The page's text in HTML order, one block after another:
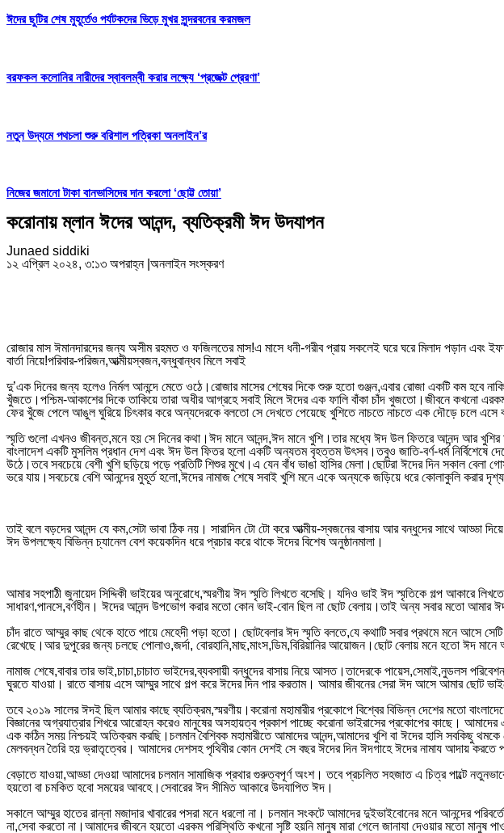
ঈদের ছুটির শেষ মুহূর্তেও পর্যটকদের ভিড়ে মুখর সুন্দরবনের করমজল
বরফকল কলোনির নারীদের স্বাবলম্বী করার লক্ষ্যে ‘প্রজেক্ট প্রেরণা’
নতুন উদ্যমে পথচলা শুরু বরিশাল পত্রিকা অনলাইন’র
নিজের জমানো টাকা বানভাসিদের দান করলো ‘ছোট্ট তোয়া’
করোনায় ম্লান ঈদের আনন্দ, ব্যতিক্রমী ঈদ উদযাপন
Junaed siddiki
১২ এপ্রিল ২০২৪, ৩:১৩ অপরাহ্ন অনলাইন সংস্করণ
রোজার মাস ঈমানদারদের জন্য অসীম রহমত ও ফজিলতের মাস!এ মাসে ধনী-গরীব প্রায় সকলেই ঘরে ঘরে মিলাদ পড়ান এবং
বার্তা নিয়ে!পরিবার-পরিজন,আত্মীয়স্বজন,বন্ধুবান্ধব মিলে সবাই
দু’এক দিনের জন্য হলেও নির্মল আনন্দে মেতে ওঠে।রোজার মাসের শেষের দিকে শুরু হতো গুঞ্জন,এবার রোজা একটি কম হবে
খুঁজতে।পশ্চিম-আকাশের দিকে তাকিয়ে তারা অধীর আগ্রহে সবাই মিলে ঈদের এক ফালি বাঁকা চাঁদ খুজতো।জীবনে কখনো
ফের খুঁজে পেলে আঙুল ঘুরিয়ে চিৎকার করে অন্যদেরকে বলতো সে দেখতে পেয়েছে খুশিতে নাচতে নাচতে এক দৌড়ে চলে এসে
স্মৃতি গুলো এখনও জীবন্ত,মনে হয় সে দিনের কথা।ঈদ মানে আনন্দ,ঈদ মানে খুশি।তার মধ্যে ঈদ উল ফিতরে আনন্দ আর খুশির
বাংলাদেশ একটি মুসলিম প্রধান দেশ এবং ঈদ উল ফিতর হলো একটি অন্যতম বৃহত্তম উৎসব।তবুও জাতি-বর্ণ-ধর্ম নির্বিশেষে
উঠে।তবে সবচেয়ে বেশী খুশি ছড়িয়ে পড়ে প্রতিটি শিশুর মুখে।এ যেন বাঁধ ভাঙা হাসির মেলা।ছোটরা ঈদের দিন সকাল
ভরে যায়।সবচেয়ে বেশি আনন্দের মুহূর্ত হলো,ঈদের নামাজ শেষে সবাই খুশি মনে একে অন্যকে জড়িয়ে ধরে কোলাকুলি করার
তাই বলে বড়দের আনন্দ যে কম,সেটা ভাবা ঠিক নয়। সারাদিন টো টো করে আত্মীয়-স্বজনের বাসায় আর বন্ধুদের সাথে আড্ডা
ঈদ উপলক্ষ্যে বিভিন্ন চ্যানেল বেশ কয়েকদিন ধরে প্রচার করে থাকে ঈদের বিশেষ অনুষ্ঠানমালা।
আমার সহপাঠী জুনায়েদ সিদ্দিকী ভাইয়ের অনুরোধে,স্মরণীয় ঈদ স্মৃতি লিখতে বসেছি। যদিও ভাই ঈদ স্মৃতিকে গল্প
সাধারণ,পানসে,বর্ণহীন। ঈদের আনন্দ উপভোগ করার মতো কোন ভাই-বোন ছিল না ছোট বেলায়।তাই অন্য সবার মতো আমার
চাঁদ রাতে আম্মুর কাছ থেকে হাতে পায়ে মেহেদী পড়া হতো। ছোটবেলার ঈদ স্মৃতি বলতে,যে কথাটি সবার প্রথমে মনে আসে
রেখেছে।আর দুপুরের জন্য চলছে পোলাও,জর্দা, বোরহানি,মাছ,মাংস,ডিম,বিরিয়ানির আয়োজন।ছোট বেলায় মনে হতো ঈদ
নামাজ শেষে,বাবার তার ভাই,চাচা,চাচাত ভাইদের,ব্যবসায়ী বন্ধুদের বাসায় নিয়ে আসত।তাদেরকে পায়েস,সেমাই,নুডলস
ঘুরতে যাওয়া। রাতে বাসায় এসে আম্মুর সাথে গল্প করে ঈদের দিন পার করতাম। আমার জীবনের সেরা ঈদ আসে আমার ছোট
তবে ২০১৯ সালের ঈদই ছিল আমার কাছে ব্যতিক্রম,স্মরণীয়।করোনা মহামারীর প্রকোপে বিশ্বের বিভিন্ন দেশের মতো
বিজ্ঞানের অগ্রযাত্রার শিখরে আরোহন করেও মানুষের অসহায়ত্ব প্রকাশ পাচ্ছে করোনা ভাইরাসের প্রকোপের কাছে।
এক কঠিন সময় নিশ্চয়ই অতিক্রম করছি।চলমান বৈশ্বিক মহামারীতে আমাদের আনন্দ,আমাদের খুশি বা ঈদের হাসি সবকিছু
মেলবন্ধন তৈরি হয় ভ্রাতৃত্বের। আমাদের দেশসহ পৃথিবীর কোন দেশই সে বছর ঈদের দিন ঈদগাহে ঈদের নামায আদায় করতে
বেড়াতে যাওয়া,আড্ডা দেওয়া আমাদের চলমান সামাজিক প্রথার গুরুত্বপূর্ণ অংশ। তবে প্রচলিত সহজাত এ চিত্র পাল্টে
হয়তো বা চমকিত হবো সময়ের আবহে।সেবারের ঈদ সীমিত আকারে উদযাপিত ঈদ।
সকালে আম্মুর হাতের রান্না মজাদার খাবারের পসরা মনে ধরলো না। চলমান সংকটে আমাদের দুইভাইবোনের মনে আনন্দের
না,সেবা করতো না।আমাদের জীবনে হয়তো এরকম পরিস্থিতি কখনো সৃষ্টি হয়নি মানুষ মারা গেলে জানাযা দেওয়ার মতো মানুষ